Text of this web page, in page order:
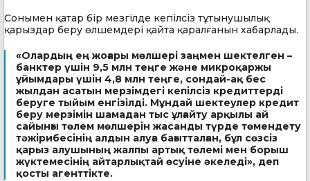
Сонымен қатар бір мезгілде кепілсіз тұтынушылық
қарыздар беру өлшемдері қайта қаралғанын хабарлады.
«Олардың ең жоғары мөлшері заңмен шектелген –
банктер үшін 9,5 млн теңге және микроқаржы
ұйымдары үшін 4,8 млн теңге, сондай-ақ бес
жылдан асатын мерзімдегі кепілсіз кредиттерді
беруге тыйым енгізілді. Мұндай шектеулер кредит
беру мерзімін шамадан тыс ұлғайту арқылы ай
сайынғы төлем мөлшерін жасанды түрде төмендету
тәжірибесінің алдын алуға бағытталған, бұл сөзсіз
қарыз алушының жалпы артық төлемі мен борыш
жүктемесінің айтарлықтай өсуіне әкеледі», деп
қосты агенттікте.